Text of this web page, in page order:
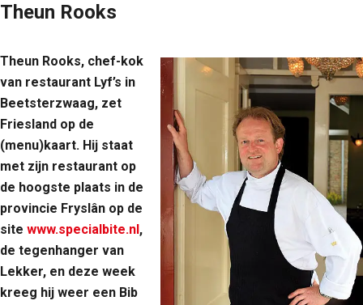
Theun Rooks
Theun Rooks, chef-kok
van restaurant Lyf’s in
Beetsterzwaag, zet
Friesland op de
(menu)kaart. Hij staat
met zijn restaurant op
de hoogste plaats in de
provincie Fryslân op de
site www.specialbite.nl,
de tegenhanger van
Lekker, en deze week
kreeg hij weer een Bib